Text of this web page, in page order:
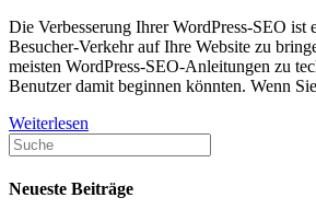
Die Verbesserung Ihrer WordPress-SEO ist
Besucher-Verkehr auf Ihre Website zu
meisten WordPress-SEO-Anleitungen zu
Benutzer damit beginnen könnten. Wenn
Weiterlesen
SEO
Guide
für
Neueste Beiträge